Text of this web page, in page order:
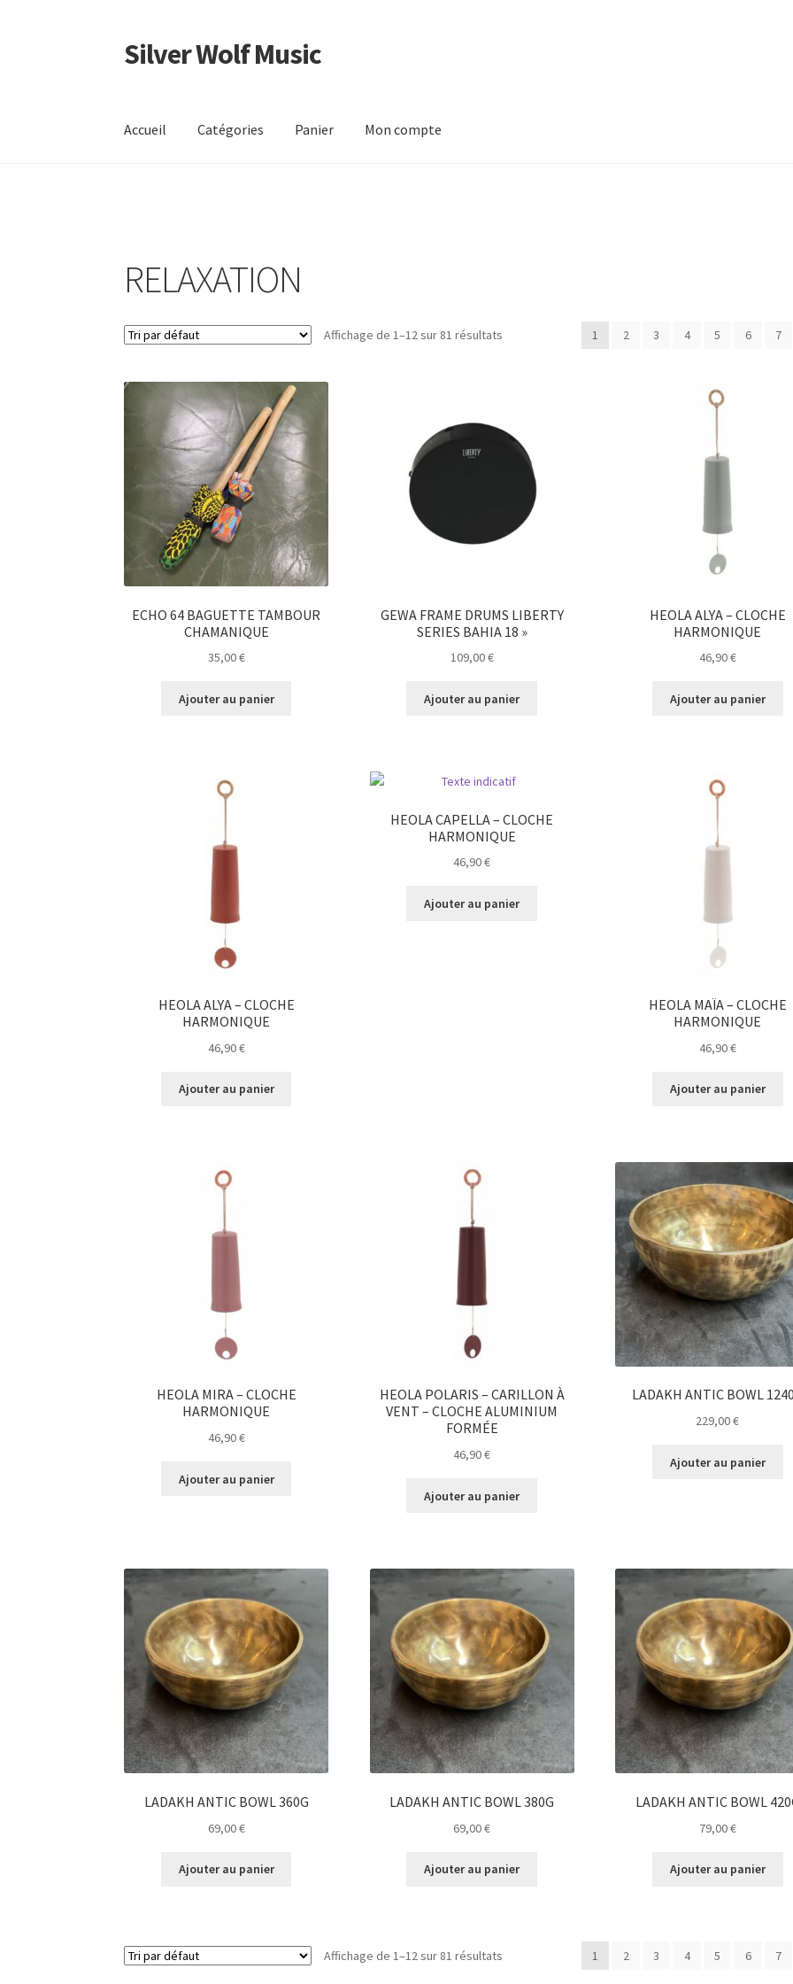
Aller
à
Aller
au
Silver Wolf Music
Accueil Catégories Panier Mon compte
RELAXATION
Affichage de 1–12 sur 81 résultats 1 2 3 4 5 6 7
ECHO 64 BAGUETTE TAMBOUR
CHAMANIQUE
35,00€
Ajouter au panier
GEWA FRAME DRUMS LIBERTY
SERIES BAHIA 18 »
109,00€
Ajouter au panier
HEOLA ALYA – CLOCHE
HARMONIQUE
46,90€
Ajouter au panier
HEOLA ALYA – CLOCHE
HARMONIQUE
46,90€
Ajouter au panier
HEOLA CAPELLA – CLOCHE
HARMONIQUE
46,90€
Ajouter au panier
HEOLA MAÏA – CLOCHE
HARMONIQUE
46,90€
Ajouter au panier
HEOLA MIRA – CLOCHE
HARMONIQUE
46,90€
Ajouter au panier
HEOLA POLARIS – CARILLON À
VENT – CLOCHE ALUMINIUM
FORMÉE
46,90€
Ajouter au panier
LADAKH ANTIC BOWL
229,00€
Ajouter au panier
LADAKH ANTIC BOWL 360G
69,00€
Ajouter au panier
LADAKH ANTIC BOWL 380G
69,00€
Ajouter au panier
LADAKH ANTIC BOWL
79,00€
Ajouter au panier
Affichage de 1–12 sur 81 résultats 1 2 3 4 5 6 7